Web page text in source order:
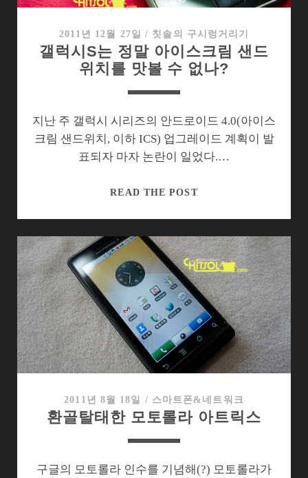
2011년 12월 27일 / 칫솔의 구시렁거리기
갤럭시S는 정말 아이스크림 샌드
위치를 맛볼 수 없나?
지난 주 갤럭시 시리즈의 안드로이드 4.0(아이스
크림 샌드위치, 이하 ICS) 업그레이드 계획이 발
표되자 마자 논란이 일었다.…
READ THE POST갤
S
는
정
말
아
이
스
크
샌
드
를
2011년 8월 18일 / 스마트폰&네트워크
환골탈태한 모토롤라 아트릭스
구글의 모토롤라 인수를 기념해(?) 모토롤라가